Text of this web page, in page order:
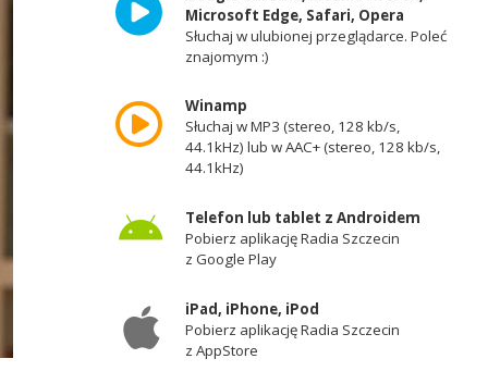
Microsoft Edge, Safari, Opera
Słuchaj w ulubionej przeglądarce. Poleć
znajomym :)
Winamp
Słuchaj w MP3 (stereo, 128 kb/s,
44.1kHz) lub w AAC+ (stereo, 128 kb/s,
44.1kHz)
Telefon lub tablet z Androidem
Pobierz aplikację Radia Szczecin
z Google Play
iPad, iPhone, iPod
Pobierz aplikację Radia Szczecin
z AppStore